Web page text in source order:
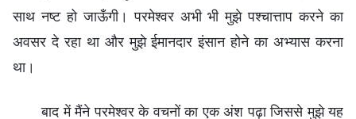
साथ नष्ट हो जाऊँगी। परमेश्वर अभी भी मुझे पश्चात्ताप करने का
अवसर दे रहा था और मुझे ईमानदार इंसान होने का अभ्यास करना
था।
बाद में मैंने परमेश्वर के वचनों का एक अंश पढ़ा जिससे मुझे यह